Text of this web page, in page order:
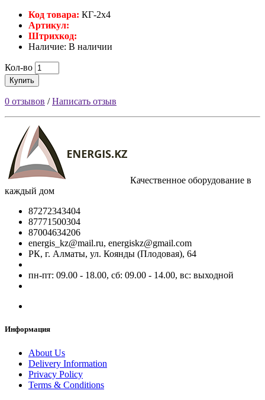
Код товара: КГ-2х4
Артикул:
Штрихкод:
Наличие: В наличии
Кол-во
Купить
0 отзывов /Написать отзыв
Качественное оборудование в
каждый дом
87272343404
87771500304
87004634206
energis_kz@mail.ru, energiskz@gmail.com
РК, г. Алматы, ул. Коянды (Плодовая), 64
пн-пт: 09.00 - 18.00, сб: 09.00 - 14.00, вс: выходной
Информация
About Us
Delivery Information
Privacy Policy
Terms & Conditions